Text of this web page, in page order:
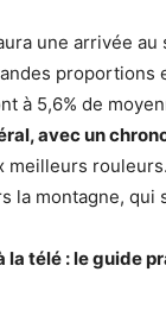
une arrivée
à 5,6% de
avec un
la montagne, qui
la télé : le guide